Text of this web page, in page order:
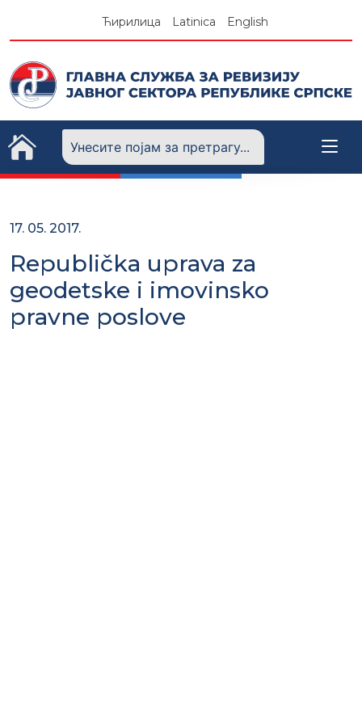
Ћирилица Latinica English
17. 05. 2017.
Republička uprava za
geodetske i imovinsko
pravne poslove